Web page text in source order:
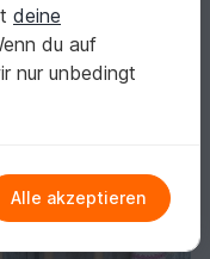
deine
du auf
nur unbedingt
Alle akzeptieren